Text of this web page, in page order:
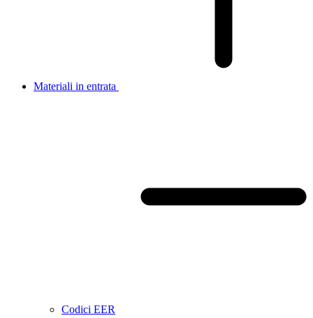
Materiali in entrata
Codici EER